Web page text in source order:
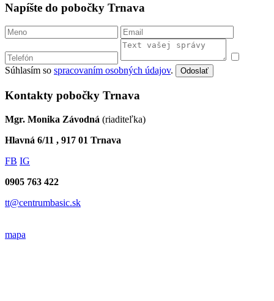
Napíšte do pobočky Trnava
Súhlasím so spracovaním osobných údajov. Odoslať
Kontakty pobočky Trnava
Mgr. Monika Závodná (riaditeľka)
Hlavná 6/11 , 917 01 Trnava
FB IG
0905 763 422
tt@centrumbasic.sk
mapa